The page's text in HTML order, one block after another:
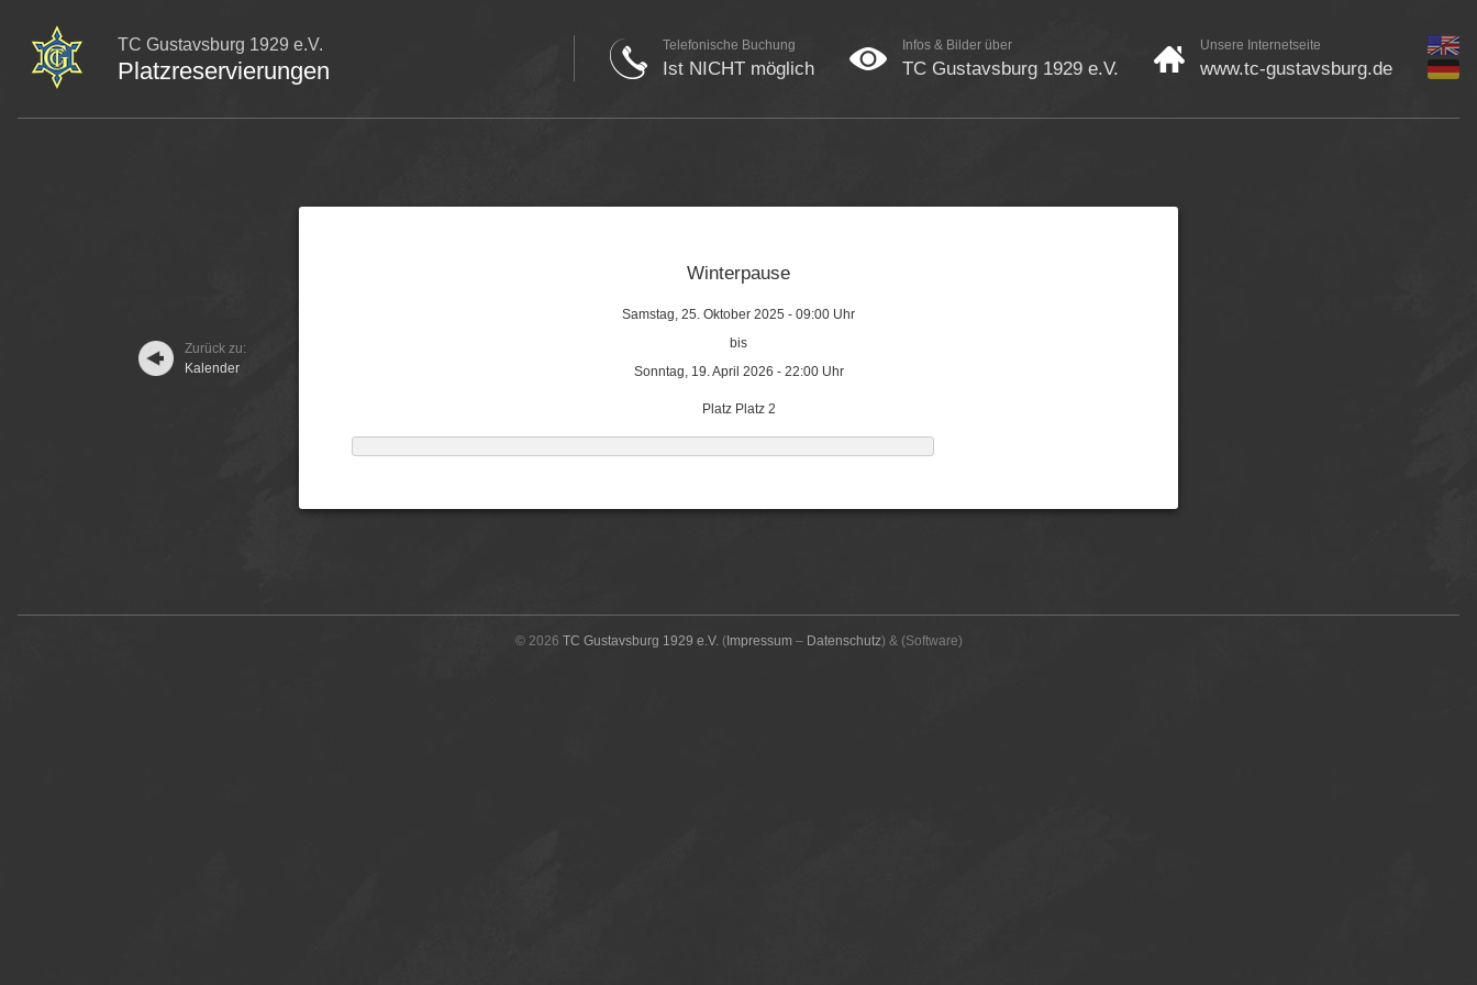
TC Gustavsburg 1929 e.V.
Platzreservierungen
Unsere Internetseite
www.tc-gustavsburg.de
Infos & Bilder über
TC Gustavsburg 1929 e.V.
Telefonische Buchung
Ist NICHT möglich
Winterpause
Samstag, 25. Oktober 2025 - 09:00 Uhr
bis
Sonntag, 19. April 2026 - 22:00 Uhr
Platz Platz 2
Zurück zu:
Kalender
© 2026 TC Gustavsburg 1929 e.V.(Impressum – Datenschutz) & (Software)